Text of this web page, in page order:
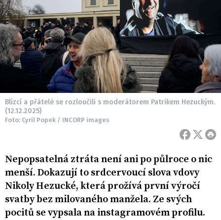
Blízcí a přátelé se rozloučili s moderátorem Patrikem Hezuckým.
(12.12.2025)
Foto: Cyril Popek / INCORP images
Nepopsatelná ztráta není ani po půlroce o nic
menší. Dokazují to srdcervoucí slova vdovy
Nikoly Hezucké, která prožívá první výročí
svatby bez milovaného manžela. Ze svých
pocitů se vypsala na instagramovém profilu.